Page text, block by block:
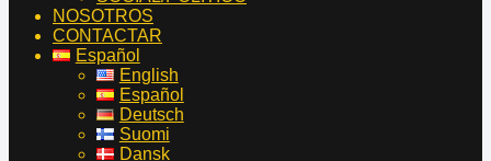
NOSOTROS
CONTACTAR
Español
English
Español
Deutsch
Suomi
Dansk